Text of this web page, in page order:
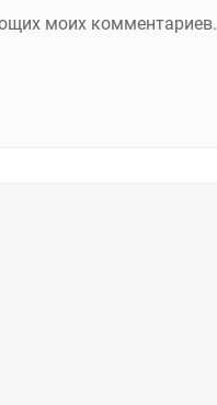
моих комментариев.